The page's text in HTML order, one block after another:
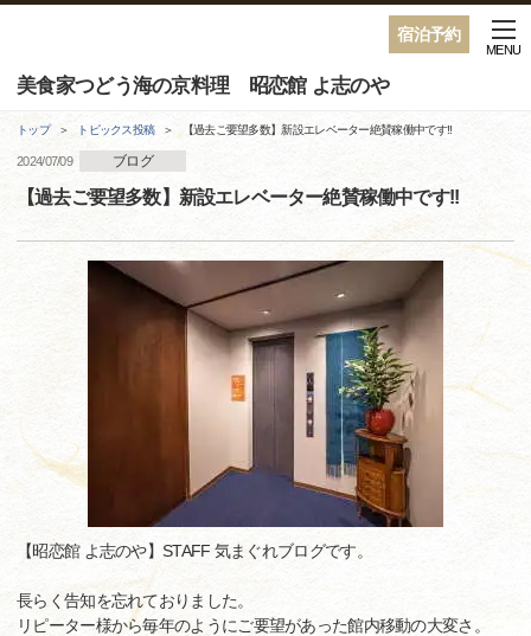
宿泊予約
美食家つどう海の京料理 昭恋館 よ志のや
MENU
トップ トピックス投稿 【過去ご要望多数】新設エレベーター絶賛稼働中です!!
2024/07/09 ブログ
【過去ご要望多数】新設エレベーター絶賛稼働中です!!
【昭恋館 よ志のや】STAFF 気まぐれブログです。
長らく告知を忘れておりました。
リピーター様から毎年のようにご要望があった館内移動の大変さ。